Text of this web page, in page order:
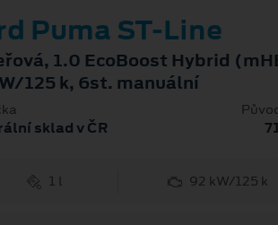
Puma ST-Line
1.0 EcoBoost Hybrid
125 k, 6st. manuální
sklad v ČR
1 l 92 kW/125 k